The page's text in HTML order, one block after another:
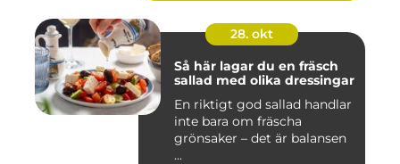
28. okt
Så här lagar du en fräsch
sallad med olika dressingar
En riktigt god sallad handlar
inte bara om fräscha
grönsaker – det är balansen
...